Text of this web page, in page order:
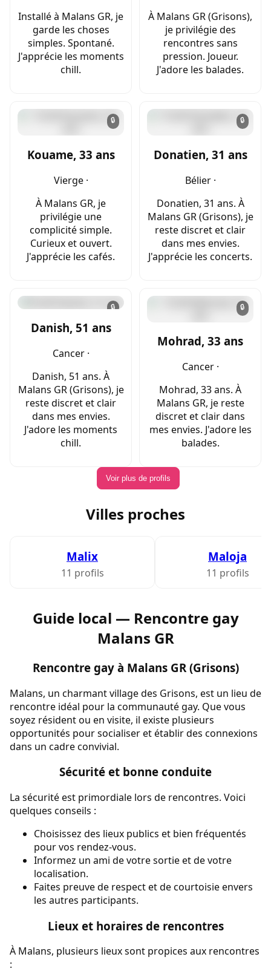
Installé à Malans GR, je
garde les choses
simples. Spontané.
J'apprécie les moments
chill.
À Malans GR (Grisons),
je privilégie des
rencontres sans
pression. Joueur.
J'adore les balades.
🔒
Kouame, 33 ans
Vierge ·
À Malans GR, je
privilégie une
complicité simple.
Curieux et ouvert.
J'apprécie les cafés.
🔒
Donatien, 31 ans
Bélier ·
Donatien, 31 ans. À
Malans GR (Grisons), je
reste discret et clair
dans mes envies.
J'apprécie les concerts.
🔒
Danish, 51 ans
Cancer ·
Danish, 51 ans. À
Malans GR (Grisons), je
reste discret et clair
dans mes envies.
J'adore les moments
chill.
🔒
Mohrad, 33 ans
Cancer ·
Mohrad, 33 ans. À
Malans GR, je reste
discret et clair dans
mes envies. J'adore les
balades.
Voir plus de profils
Villes proches
Malix
11 profils
Maloja
11 profils
Guide local — Rencontre gay
Malans GR
Rencontre gay à Malans GR (Grisons)
Malans, un charmant village des Grisons, est un lieu de
rencontre idéal pour la communauté gay. Que vous
soyez résident ou en visite, il existe plusieurs
opportunités pour socialiser et établir des connexions
dans un cadre convivial.
Sécurité et bonne conduite
La sécurité est primordiale lors de rencontres. Voici
quelques conseils :
Choisissez des lieux publics et bien fréquentés
pour vos rendez-vous.
Informez un ami de votre sortie et de votre
localisation.
Faites preuve de respect et de courtoisie envers
les autres participants.
Lieux et horaires de rencontres
À Malans, plusieurs lieux sont propices aux rencontres
: